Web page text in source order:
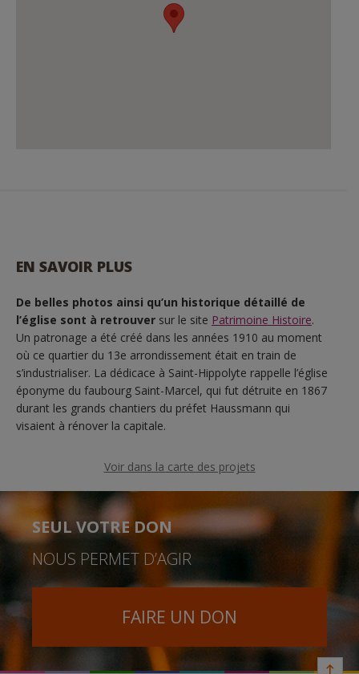
Voir dans la carte des projets
EN SAVOIR PLUS
De belles photos ainsi qu’un historique détaillé de
l’église sont à retrouver sur le site Patrimoine Histoire.
Un patronage a été créé dans les années 1910 au moment
où ce quartier du 13e arrondissement était en train de
s’industrialiser. La dédicace à Saint-Hippolyte rappelle l’église
éponyme du faubourg Saint-Marcel, qui fut détruite en 1867
durant les grands chantiers du préfet Haussmann qui
visaient à rénover la capitale.
SEUL VOTRE DON
NOUS PERMET D’AGIR
FAIRE UN DON